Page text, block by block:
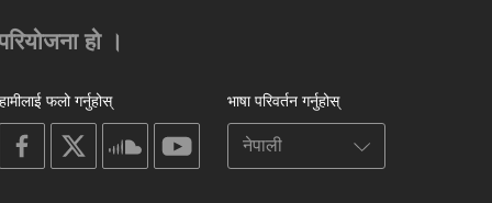
हो ।
भाषा परिवर्तन गर्नुहोस्
हामीलाई फलो गर्नुहोस्
on
facebook
on
on
soundcloudyoutube